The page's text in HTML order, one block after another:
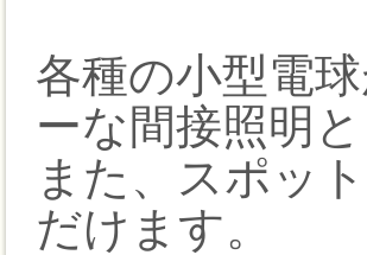
各種の小型電
ーな間接照明と
また、スポッ
だけます。